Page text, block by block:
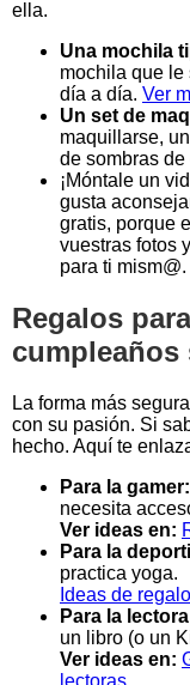
ella.
Una mochila
mochila que le
día a día. Ver
Un set de
maquillarse,
de sombras
¡Móntale un
gusta
gratis, porque
vuestras fotos
para ti mism@.
Regalos
La forma más
con su pasión. Si
hecho. Aquí te
Para la gamer:
necesita
Ver ideas en:
Para la
practica yoga.
Ideas de
Para la
un libro (o un
Ver ideas en: